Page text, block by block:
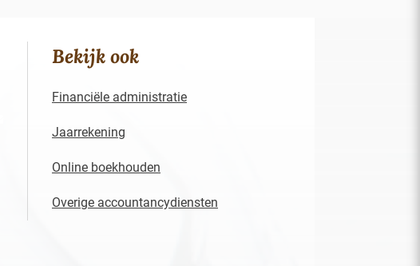
Bekijk ook
Financiële administratie
Jaarrekening
Online boekhouden
Overige accountancydiensten